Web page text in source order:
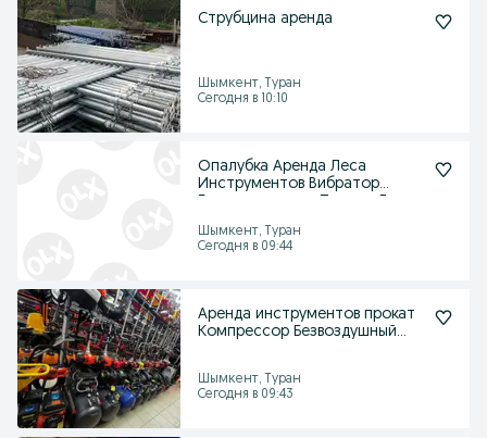
Струбцина аренда
Шымкент, Туран
Сегодня в 10:10
Опалубка Аренда Леса
Инструментов Вибратор
Шымкент, Туран
Сегодня в 09:44
Аренда инструментов прокат
Компрессор Безвоздушный
Шымкент, Туран
Сегодня в 09:43